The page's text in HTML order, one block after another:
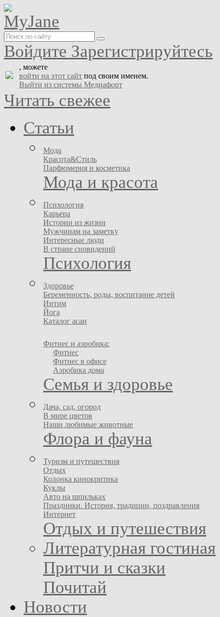
Войдите Зарегистрируйтесь
, можете
войти на этот сайт под своим именем.
Выйти из системы Медиафорт
Читать свежее
Статьи
Мода
Красота&Стиль
Парфюмерия и косметика
Мода и красота
Психология
Карьера
Истории из жизни
Мужчинам на заметку
Интересные люди
В стране сновидений
Психология
Здоровье
Беременность, роды, воспитание детей
Интим
Йога
Каталог асан
Фитнес и аэробика:
Фитнес
Фитнес в офисе
Аэробика дома
Семья и здоровье
Дача, сад, огород
В мире цветов
Наши любимые животные
Флора и фауна
Туризм и путешествия
Отдых
Колонка кинокритика
Куклы
Авто на шпильках
Праздники. История, традиции, поздравления
Интернет
Отдых и путешествия
Литературная гостиная
Притчи и сказки
Почитай
Новости